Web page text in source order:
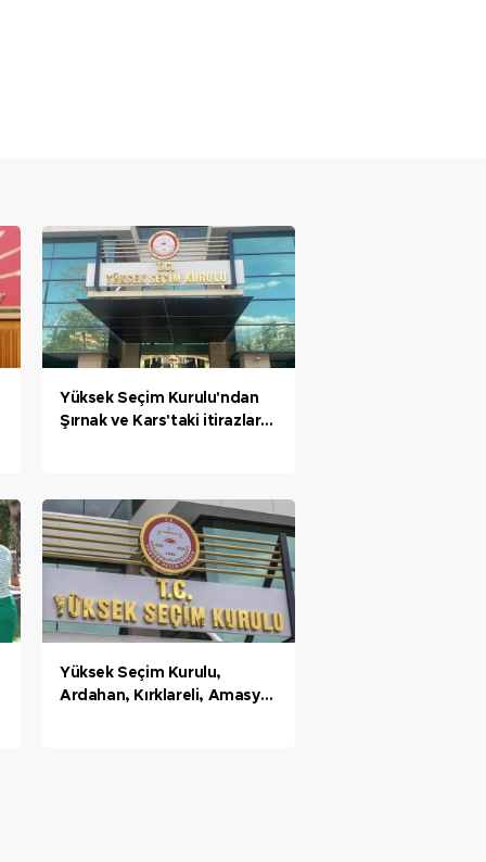
Yüksek Seçim Kurulu'ndan
Şırnak ve Kars'taki itirazlar
Yüksek Seçim Kurulu,
Ardahan, Kırklareli, Amasya,